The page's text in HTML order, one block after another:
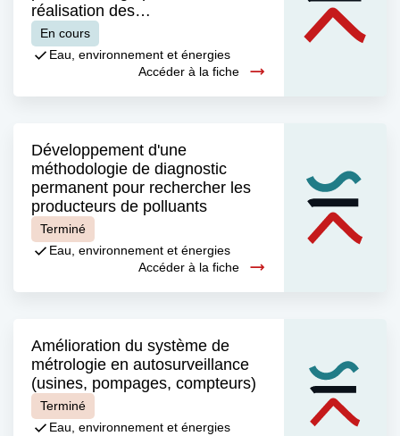
réalisation des…
En cours
Eau, environnement et énergies
Accéder à la fiche
Développement d'une
méthodologie de diagnostic
permanent pour rechercher les
producteurs de polluants
Terminé
Eau, environnement et énergies
Accéder à la fiche
Amélioration du système de
métrologie en autosurveillance
(usines, pompages, compteurs)
Terminé
Eau, environnement et énergies